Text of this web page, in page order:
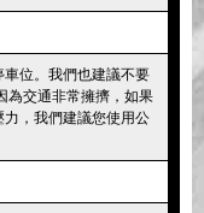
位。我們也建議不要
為交通非常擁擠，如果
，我們建議您使用公